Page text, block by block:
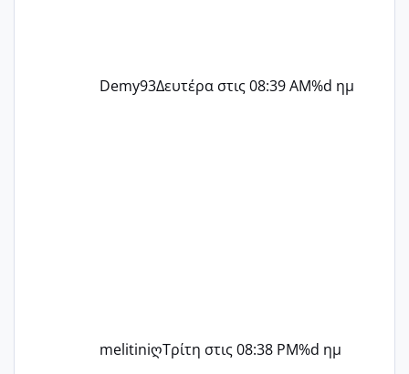
Demy93Δευτέρα στις 08:39 AM%d ημ
melitiniღΤρίτη στις 08:38 PM%d ημ